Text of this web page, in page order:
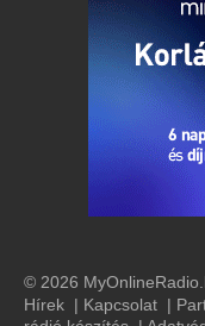
© 2026
Hírek | Kapcsolat |